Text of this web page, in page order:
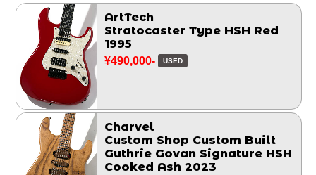
ArtTech
Stratocaster Type HSH Red
1995
¥490,000- USED
Charvel
Custom Shop Custom Built
Guthrie Govan Signature HSH
Cooked Ash 2023